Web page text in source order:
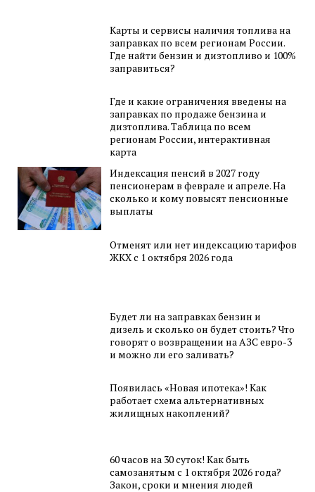
Карты и сервисы наличия топлива на
заправках по всем регионам России.
Где найти бензин и дизтопливо и 100%
заправиться?
Где и какие ограничения введены на
заправках по продаже бензина и
дизтоплива. Таблица по всем
регионам России, интерактивная
карта
Индексация пенсий в 2027 году
пенсионерам в феврале и апреле. На
сколько и кому повысят пенсионные
выплаты
Отменят или нет индексацию тарифов
ЖКХ с 1 октября 2026 года
Будет ли на заправках бензин и
дизель и сколько он будет стоить? Что
говорят о возвращении на АЗС евро-3
и можно ли его заливать?
Появилась «Новая ипотека»! Как
работает схема альтернативных
жилищных накоплений?
60 часов на 30 суток! Как быть
самозанятым с 1 октября 2026 года?
Закон, сроки и мнения людей